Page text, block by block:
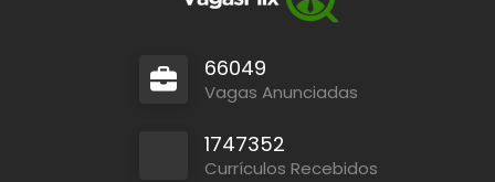
66049
Vagas Anunciadas
1747352
Currículos Recebidos